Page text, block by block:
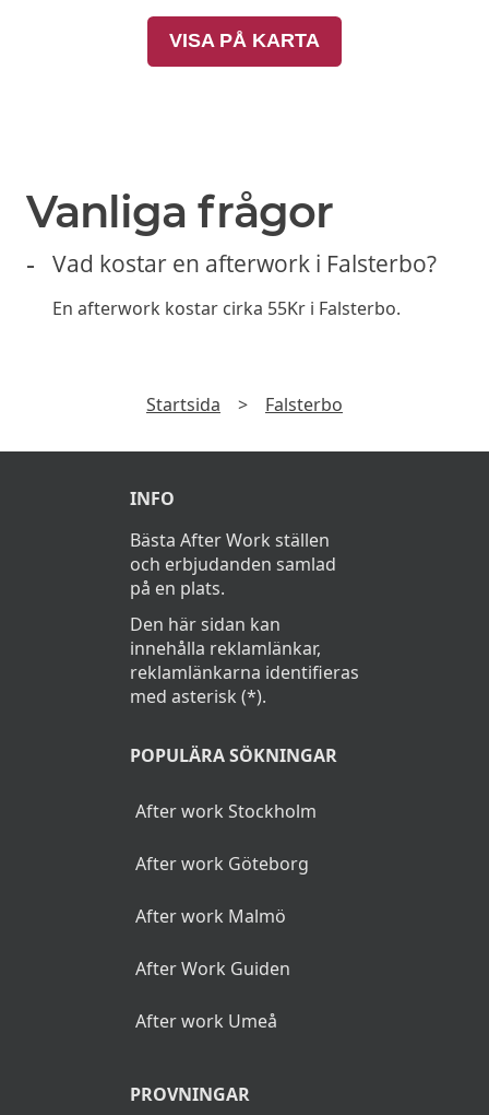
VISA PÅ KARTA
Vanliga frågor
Vad kostar en afterwork i Falsterbo?
En afterwork kostar cirka 55Kr i Falsterbo.
Startsida > Falsterbo
INFO
Bästa After Work ställen
och erbjudanden samlad
på en plats.
Den här sidan kan
innehålla reklamlänkar,
reklamlänkarna identifieras
med asterisk (*).
POPULÄRA SÖKNINGAR
After work Stockholm
After work Göteborg
After work Malmö
After Work Guiden
After work Umeå
PROVNINGAR